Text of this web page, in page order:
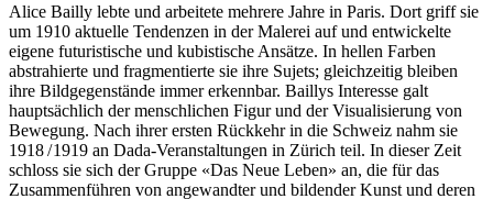
Alice Bailly lebte und arbeitete mehrere Jahre in Paris. Dort griff sie
um 1910 aktuelle Tendenzen in der Malerei auf und entwickelte
eigene futuristische und kubistische Ansätze. In hellen Farben
abstrahierte und fragmentierte sie ihre Sujets; gleichzeitig bleiben
ihre Bildgegenstände immer erkennbar. Baillys Interesse galt
hauptsächlich der menschlichen Figur und der Visualisierung von
Bewegung. Nach ihrer ersten Rückkehr in die Schweiz nahm sie
1918 / 1919 an Dada-Veranstaltungen in Zürich teil. In dieser Zeit
schloss sie sich der Gruppe «Das Neue Leben» an, die für das
Zusammenführen von angewandter und bildender Kunst und deren